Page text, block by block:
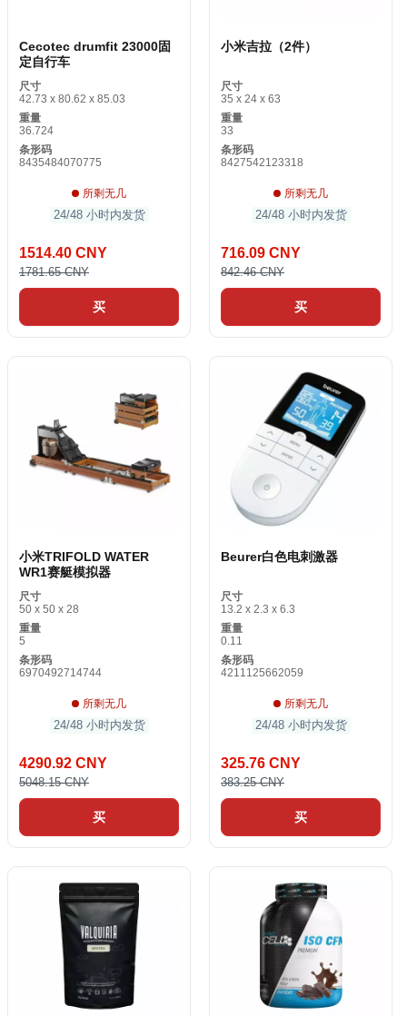
Cecotec drumfit 23000固
定自行车
尺寸
42.73 x 80.62 x 85.03
重量
36.724
条形码
8435484070775
所剩无几
24/48 小时内发货
1514.40 CNY
1781.65 CNY
买
小米吉拉（2件）
尺寸
35 x 24 x 63
重量
33
条形码
8427542123318
所剩无几
24/48 小时内发货
716.09 CNY
842.46 CNY
买
小米TRIFOLD WATER
WR1赛艇模拟器
尺寸
50 x 50 x 28
重量
5
条形码
6970492714744
所剩无几
24/48 小时内发货
4290.92 CNY
5048.15 CNY
买
Beurer白色电刺激器
尺寸
13.2 x 2.3 x 6.3
重量
0.11
条形码
4211125662059
所剩无几
24/48 小时内发货
325.76 CNY
383.25 CNY
买